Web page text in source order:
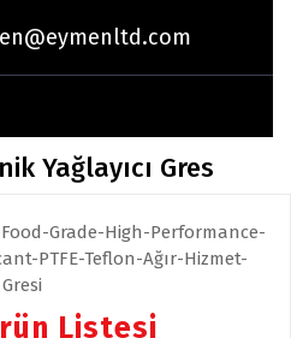
Yağlayıcı Gres
Listesi